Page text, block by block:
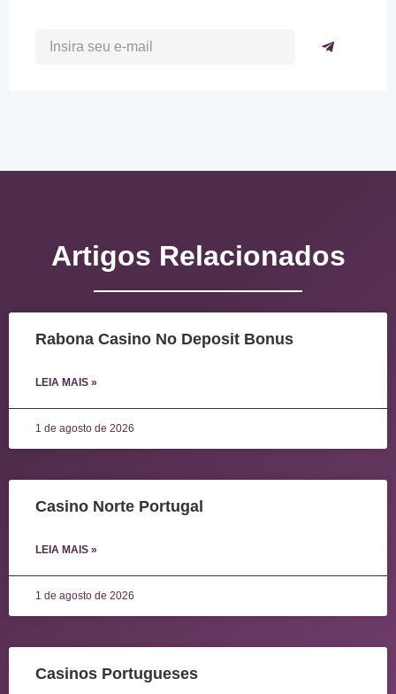
Artigos Relacionados
Rabona Casino No Deposit Bonus
LEIA MAIS »
1 de agosto de 2026
Casino Norte Portugal
LEIA MAIS »
1 de agosto de 2026
Casinos Portugueses